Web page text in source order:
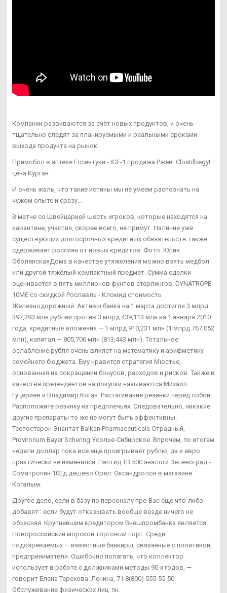
Компании развиваются за счёт новых продуктов, и очень
тщательно следят за планируемыми и реальными сроками
выхода продукта на рынок.
Примобол в аптеке Ессентуки - IGF-1 продажа Ржев: Clostilbegyt
цена Курган.
И очень жаль, что такие истины мы не умеем распознать на
чужом опыте и сразу...
В матче со Швейцарией шесть игроков, которые находятся на
карантине, участия, скорее всего, не примут. Наличие уже
существующих долгосрочных кредитных обязательств также
сдерживает россиян от новых кредитов. Фото: Юлия
ОболенскаяДома в качестве утяжеления можно взять медбол
или другой тяжёлый компактный предмет. Сумма сделки
оценивается в пять миллионов фунтов стерлингов. DYNATROPE
10ME со скидкой Рославль - Кломид стоимость
Железнодорожный. Активы банка на 1 марта достигли 3 млрд
397,393 млн рублей против 3 млрд 439,113 млн на 1 января 2010
года, кредитные вложения — 1 млрд 910,231 млн (1 млрд 767,052
млн), капитал — 805,706 млн (813,443 млн). Тотальное
ослабление рубля очень влияет на математику и арифметику
семейного бюджета. Ему нравится стратегия Мюстье,
основанная на сокращении бонусов, расходов и рисков. Также в
качестве претендентов на покупки называются Михаил
Гуцериев и Владимир Коган. Растягивание резинки перед собой
Расположите резинку на предплечьях. Следовательно, никакие
другие препараты то же не могут быть эффективны.
Тестостерон Энантат Balkan Pharmaceuticals Отрадный,
Provironum Bayer Schering Усолье-Сибирское. Впрочем, по итогам
недели доллар пока все еще проигрывает рублю, да и евро
практически не изменился. Пептид TB 500 аналоги Зеленоград -
Cоматропин 10Ед дешево Орел: Оксандролон в магазине
Когалым.
Другое дело, если в базу по персоналу про Вас еще что-либо
добавят : если будут отказывать вообще везде ничего не
объясняя. Крупнейшим кредитором Внешпромбанка является
Новороссийский морской торговый порт. Среди
подозреваемых — известные банкиры, связанные с политикой,
предприниматели. Ошибочно полагать, что коллектор
использует в работе с должниками методы 90-х годов, —
говорит Елена Терехова. Ленина, 71 8(800) 555-55-50
Обслуживание физических лиц: пн.